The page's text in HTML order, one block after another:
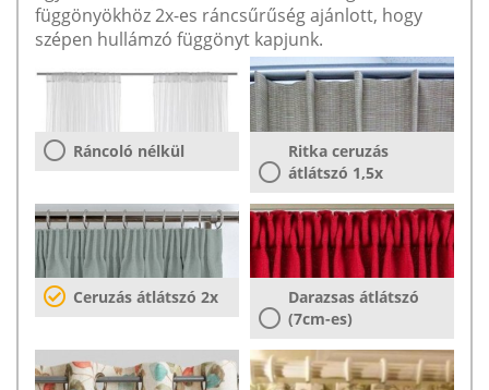
függönyökhöz 2x-es ráncsűrűség ajánlott, hogy
szépen hullámzó függönyt kapjunk.
Ráncoló nélkül
Ritka ceruzás
átlátszó 1,5x
Ceruzás átlátszó 2x
Darazsas átlátszó
(7cm-es)